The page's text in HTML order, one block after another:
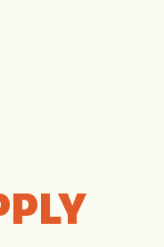
dịch vệ sinh chuyên